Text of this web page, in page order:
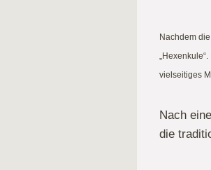
Nachdem
vielseitiges
Nach
die